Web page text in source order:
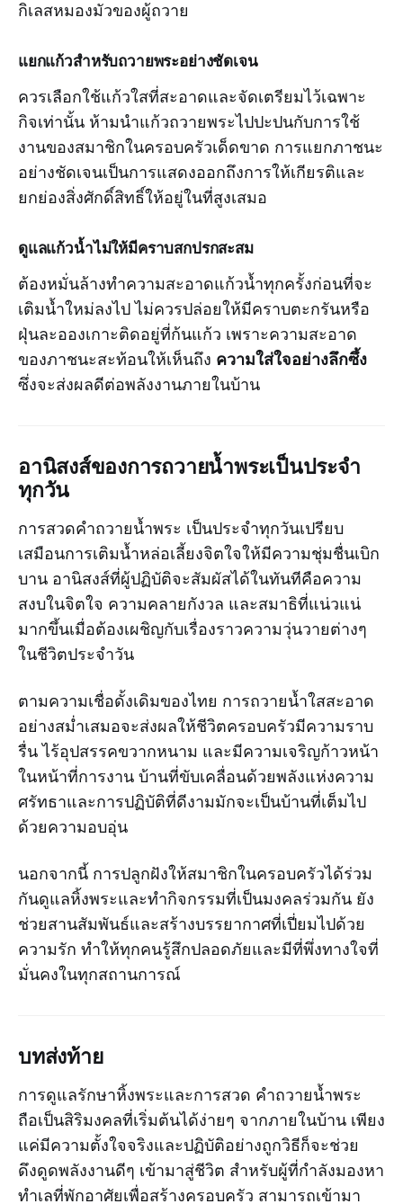
กิเลสหมองมัวของผู้ถวาย
แยกแก้วสำหรับถวายพระอย่างชัดเจน
ควรเลือกใช้แก้วใสที่สะอาดและจัดเตรียมไว้เฉพาะ
กิจเท่านั้น ห้ามนำแก้วถวายพระไปปะปนกับการใช้
งานของสมาชิกในครอบครัวเด็ดขาด การแยกภาชนะ
อย่างชัดเจนเป็นการแสดงออกถึงการให้เกียรติและ
ยกย่องสิ่งศักดิ์สิทธิ์ให้อยู่ในที่สูงเสมอ
ดูแลแก้วน้ำไม่ให้มีคราบสกปรกสะสม
ต้องหมั่นล้างทำความสะอาดแก้วน้ำทุกครั้งก่อนที่จะ
เติมน้ำใหม่ลงไป ไม่ควรปล่อยให้มีคราบตะกรันหรือ
ฝุ่นละอองเกาะติดอยู่ที่ก้นแก้ว เพราะความสะอาด
ของภาชนะสะท้อนให้เห็นถึง ความใส่ใจอย่างลึกซึ้ง
ซึ่งจะส่งผลดีต่อพลังงานภายในบ้าน
อานิสงส์ของการถวายน้ำพระเป็นประจำ
ทุกวัน
การสวดคำถวายน้ำพระ เป็นประจำทุกวันเปรียบ
เสมือนการเติมน้ำหล่อเลี้ยงจิตใจให้มีความชุ่มชื่นเบิก
บาน อานิสงส์ที่ผู้ปฏิบัติจะสัมผัสได้ในทันทีคือความ
สงบในจิตใจ ความคลายกังวล และสมาธิที่แน่วแน่
มากขึ้นเมื่อต้องเผชิญกับเรื่องราวความวุ่นวายต่างๆ
ในชีวิตประจำวัน
ตามความเชื่อดั้งเดิมของไทย การถวายน้ำใสสะอาด
อย่างสม่ำเสมอจะส่งผลให้ชีวิตครอบครัวมีความราบ
รื่น ไร้อุปสรรคขวากหนาม และมีความเจริญก้าวหน้า
ในหน้าที่การงาน บ้านที่ขับเคลื่อนด้วยพลังแห่งความ
ศรัทธาและการปฏิบัติที่ดีงามมักจะเป็นบ้านที่เต็มไป
ด้วยความอบอุ่น
นอกจากนี้ การปลูกฝังให้สมาชิกในครอบครัวได้ร่วม
กันดูแลหิ้งพระและทำกิจกรรมที่เป็นมงคลร่วมกัน ยัง
ช่วยสานสัมพันธ์และสร้างบรรยากาศที่เปี่ยมไปด้วย
ความรัก ทำให้ทุกคนรู้สึกปลอดภัยและมีที่พึ่งทางใจที่
มั่นคงในทุกสถานการณ์
บทส่งท้าย
การดูแลรักษาหิ้งพระและการสวด คำถวายน้ำพระ
ถือเป็นสิริมงคลที่เริ่มต้นได้ง่ายๆ จากภายในบ้าน เพียง
แค่มีความตั้งใจจริงและปฏิบัติอย่างถูกวิธีก็จะช่วย
ดึงดูดพลังงานดีๆ เข้ามาสู่ชีวิต สำหรับผู้ที่กำลังมองหา
ทำเลที่พักอาศัยเพื่อสร้างครอบครัว สามารถเข้ามา